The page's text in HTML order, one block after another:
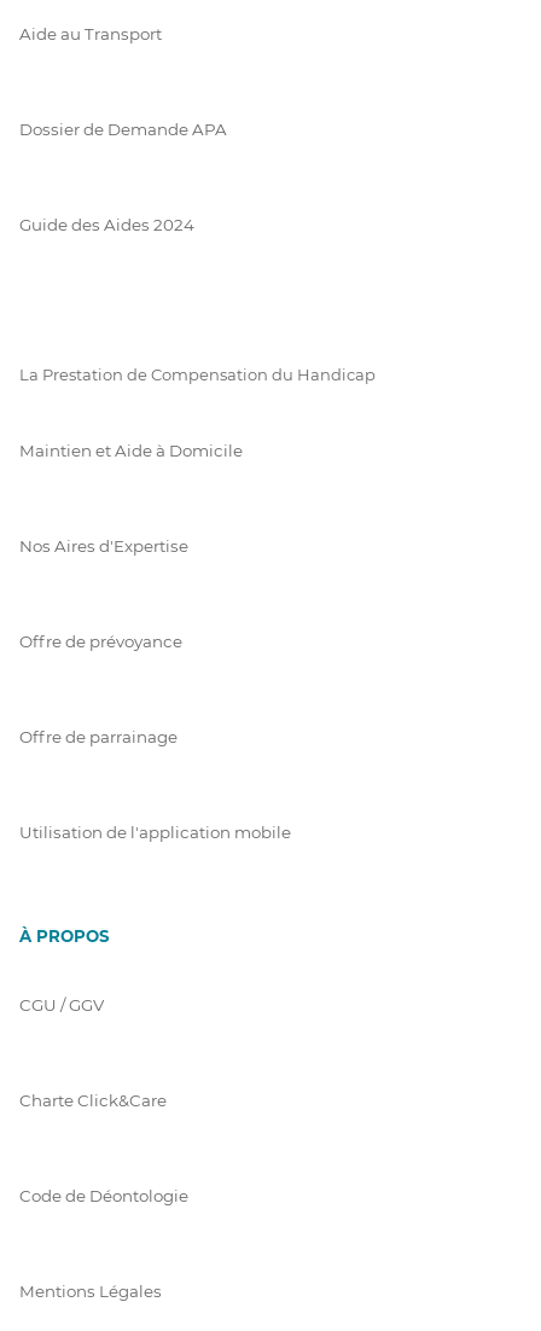
Aide au Transport
Dossier de Demande APA
Guide des Aides 2024
La Prestation de Compensation du Handicap
Maintien et Aide à Domicile
Nos Aires d'Expertise
Offre de prévoyance
Offre de parrainage
Utilisation de l'application mobile
À PROPOS
CGU / GGV
Charte Click&Care
Code de Déontologie
Mentions Légales